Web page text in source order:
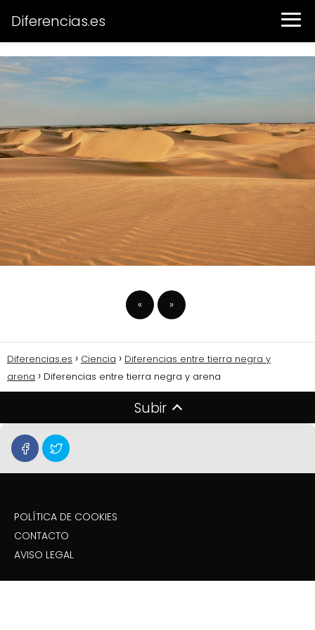
Diferencias.es
« »
Diferencias.es Ciencia
Diferencias entre tierra negra y
arena
Diferencias entre tierra negra y arena
Subir
POLÍTICA DE COOKIES
CONTACTO
AVISO LEGAL